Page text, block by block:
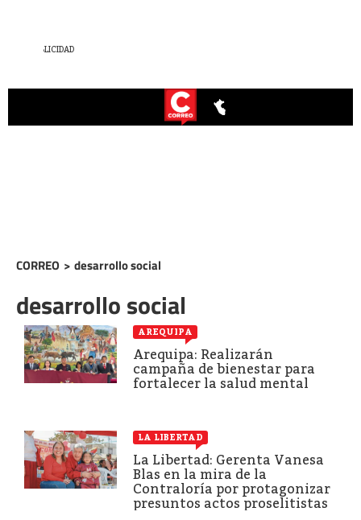
CORREO > desarrollo social
desarrollo social
AREQUIPA
Arequipa: Realizarán
campaña de bienestar para
fortalecer la salud mental
LA LIBERTAD
La Libertad: Gerenta Vanesa
Blas en la mira de la
Contraloría por protagonizar
presuntos actos proselitistas